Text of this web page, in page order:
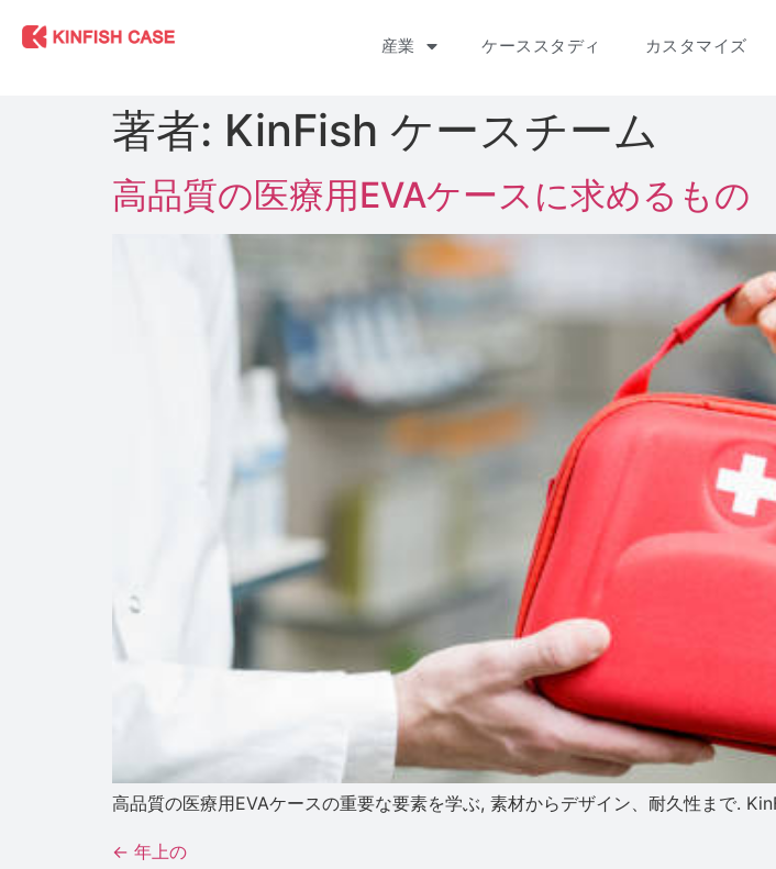
産業 ケーススタディ カスタマイズ
著者: KinFish ケースチーム
高品質の医療用EVAケースに求めるもの
高品質の医療用EVAケースの重要な要素を学ぶ, 素材からデザイン、耐久性まで.
← 年上の